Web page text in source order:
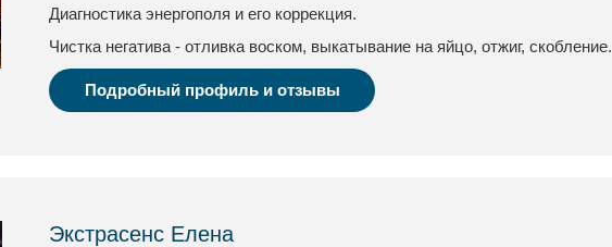
Диагностика энергополя и его коррекция.
Чистка негатива - отливка воском, выкатывание на яйцо, отжиг, скобление.
Подробный профиль и отзывы
Экстрасенс Елена